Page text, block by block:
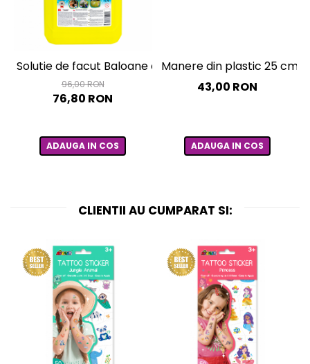
Solutie de facut Baloane de sapun gigante, 5 litri
96,00 RON
76,80 RON
ADAUGA IN COS
Manere din plastic 25 cm -
43,00 RON
ADAUGA IN COS
CLIENTII AU CUMPARAT SI: